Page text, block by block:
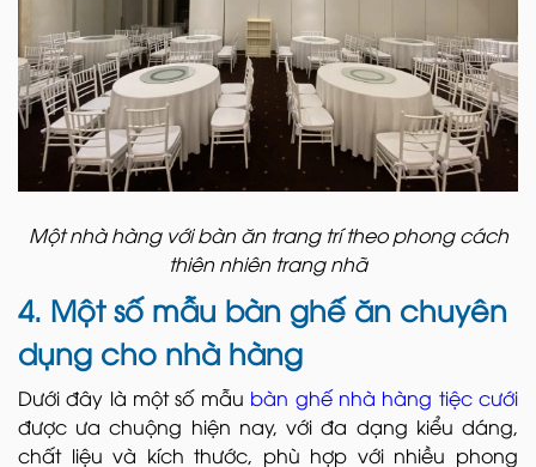
Một nhà hàng với bàn ăn trang trí theo phong cách
thiên nhiên trang nhã
4. Một số mẫu bàn ghế ăn chuyên
dụng cho nhà hàng
Dưới đây là một số mẫu bàn ghế nhà hàng tiệc cưới
được ưa chuộng hiện nay, với đa dạng kiểu dáng,
chất liệu và kích thước, phù hợp với nhiều phong